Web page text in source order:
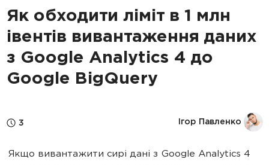
Як обходити ліміт в 1 млн
івентів вивантаження даних
з Google Analytics 4 до
Google BigQuery
3 Ігор Павленко
Якщо вивантажити сирі дані з Google Analytics 4